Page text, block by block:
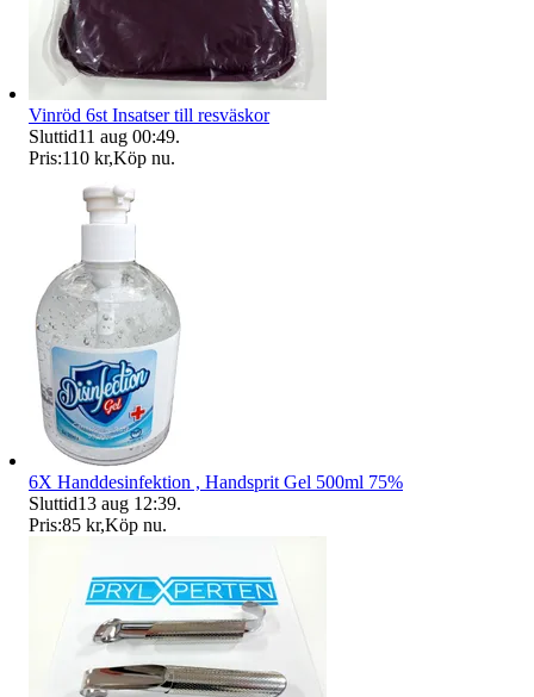
Vinröd 6st Insatser till resväskor
Sluttid11 aug 00:49.
Pris:110 kr,Köp nu.
6X Handdesinfektion , Handsprit Gel 500ml 75%
Sluttid13 aug 12:39.
Pris:85 kr,Köp nu.